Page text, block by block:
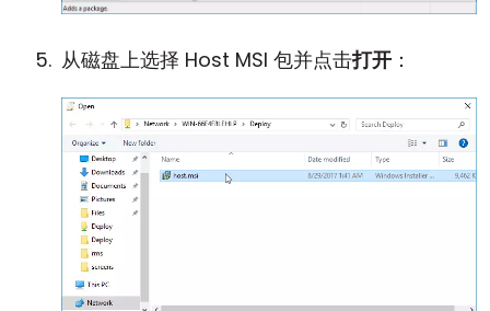
从磁盘上选择 Host MSI 包并点击打开 ：